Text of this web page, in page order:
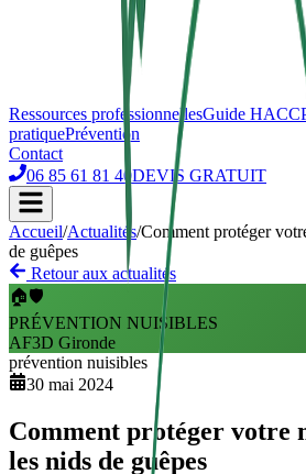
Ressources professionnellesGuide
pratiquePrévention
Contact
06 85 61 81 40DEVIS GRATUIT
Accueil/Actualités/Comment protéger
de guêpes
Retour aux actualités
🏠🛡️
PRÉVENTION NUISIBLES
AF3D Gironde
prévention nuisibles
30 mai 2024
Comment protéger votre
les nids de guêpes